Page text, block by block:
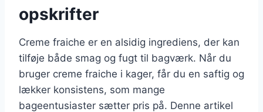
opskrifter
Creme fraiche er en alsidig ingrediens, der kan
tilføje både smag og fugt til bagværk. Når du
bruger creme fraiche i kager, får du en saftig og
lækker konsistens, som mange
bageentusiaster sætter pris på. Denne artikel